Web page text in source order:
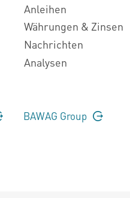
Anleihen
Währungen & Zinsen
Nachrichten
Analysen
BAWAG Group